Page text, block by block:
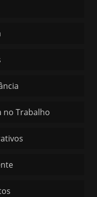
no Trabalho